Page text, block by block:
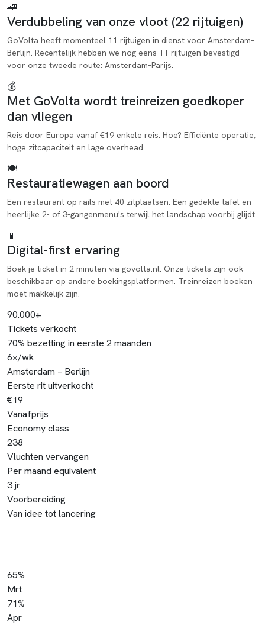
🚄
Verdubbeling van onze vloot (22 rijtuigen)
GoVolta heeft momenteel 11 rijtuigen in dienst voor Amsterdam–
Berlijn. Recentelijk hebben we nog eens 11 rijtuigen bevestigd
voor onze tweede route: Amsterdam–Parijs.
💰
Met GoVolta wordt treinreizen goedkoper
dan vliegen
Reis door Europa vanaf €19 enkele reis. Hoe? Efficiënte operatie,
hoge zitcapaciteit en lage overhead.
🍽️
Restauratiewagen aan boord
Een restaurant op rails met 40 zitplaatsen. Een gedekte tafel en
heerlijke 2- of 3-gangenmenu's terwijl het landschap voorbij glijdt.
📱
Digital-first ervaring
Boek je ticket in 2 minuten via govolta.nl. Onze tickets zijn ook
beschikbaar op andere boekingsplatformen. Treinreizen boeken
moet makkelijk zijn.
90.000+
Tickets verkocht
70% bezetting in eerste 2 maanden
6×/wk
Amsterdam – Berlijn
Eerste rit uitverkocht
€19
Vanafprijs
Economy class
238
Vluchten vervangen
Per maand equivalent
3 jr
Voorbereiding
Van idee tot lancering
65%
Mrt
71%
Apr